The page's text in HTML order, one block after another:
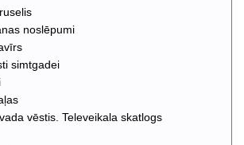
noslēpumi
simtgadei
vēstis. Televeikala skatlogs